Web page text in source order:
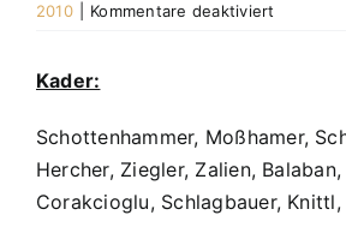
2010
Kommentare deaktiviert
in
Kader:
Schottenhammer, Moßhamer,
Hercher, Ziegler, Zalien,
Corakcioglu, Schlagbauer,